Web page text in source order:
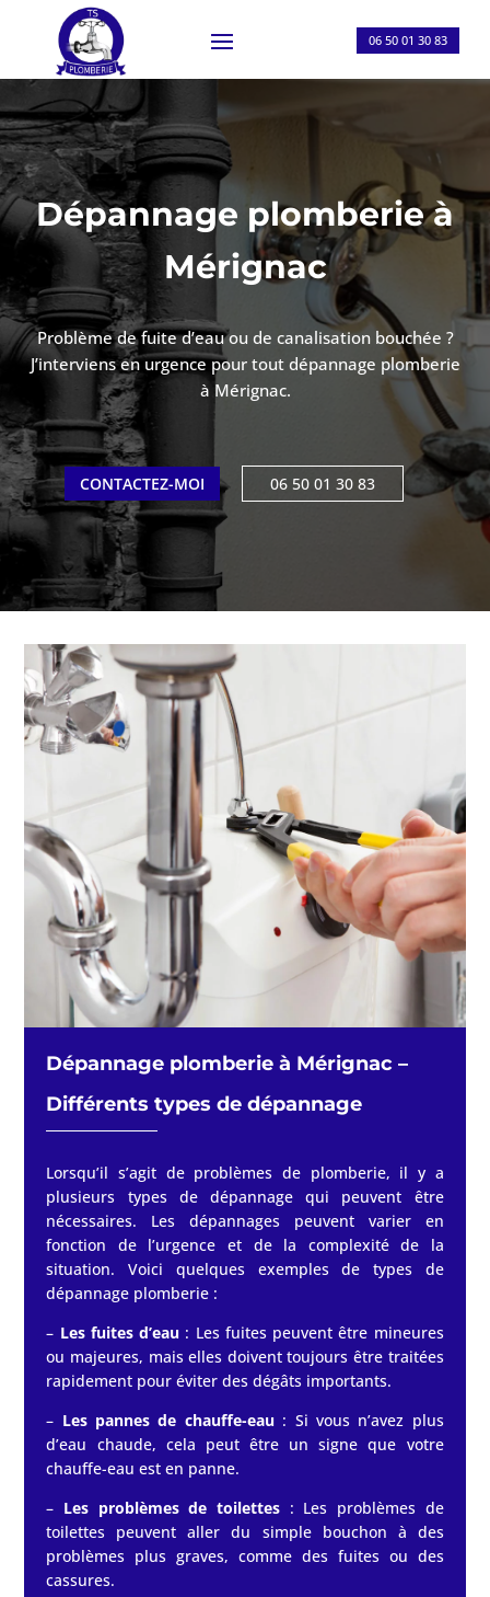
06 50 01 30 83
Dépannage plomberie à
Mérignac
Problème de fuite d’eau ou de canalisation bouchée ?
J’interviens en urgence pour tout dépannage plomberie
à Mérignac.
CONTACTEZ-MOI 06 50 01 30 83
Dépannage plomberie à Mérignac–
Différents types de dépannage
Lorsqu’il s’agit de problèmes de plomberie, il y a
plusieurs types de dépannage qui peuvent être
nécessaires. Les dépannages peuvent varier en
fonction de l’urgence et de la complexité de la
situation. Voici quelques exemples de types de
dépannage plomberie :
– Les fuites d’eau : Les fuites peuvent être mineures
ou majeures, mais elles doivent toujours être traitées
rapidement pour éviter des dégâts importants.
– Les pannes de chauffe-eau: Si vous n’avez plus
d’eau chaude, cela peut être un signe que votre
chauffe-eau est en panne.
– Les problèmes de toilettes : Les problèmes de
toilettes peuvent aller du simple bouchon à des
problèmes plus graves, comme des fuites ou des
cassures.